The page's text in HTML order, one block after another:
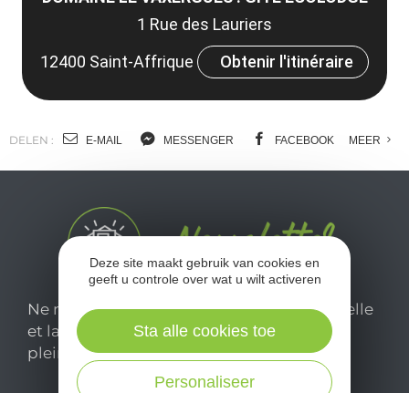
1 Rue des Lauriers
12400 Saint-Affrique
Obtenir l'itinéraire
DELEN : E-MAIL MESSENGER FACEBOOK MEER
Ne manquez pas notre newsletter mensuelle
et laissez-vous inspirer pour profiter
pleinement de votre séjour en Aveyron.
Deze site maakt gebruik van cookies en
geeft u controle over wat u wilt activeren
Personaliseer
Sta alle cookies toe